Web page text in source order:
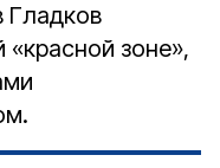
Гладков
зоне»,